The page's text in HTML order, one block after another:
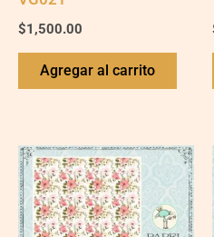
$1,500.00
Agregar al carrito
VG007
quantity